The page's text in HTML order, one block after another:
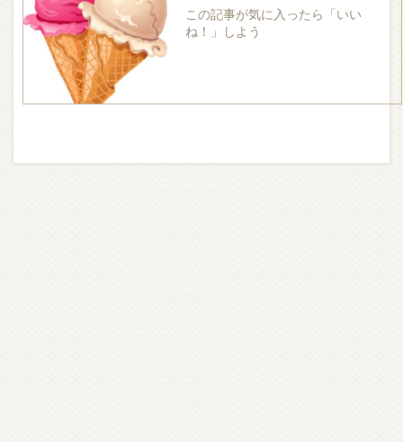
この記事が気に入ったら「いい
ね！」しよう